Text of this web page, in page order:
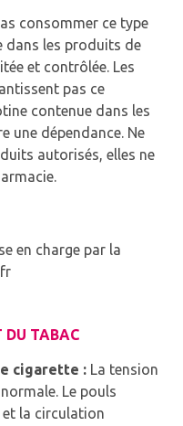
consommer ce type
dans les produits de
et contrôlée. Les
pas ce
contenue dans les
une dépendance. Ne
autorisés, elles ne
en charge par la
DU TABAC
cigarette : La tension
Le pouls
la circulation